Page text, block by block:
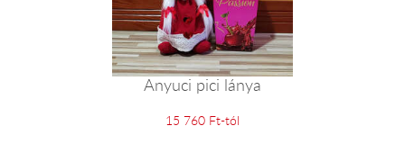
Anyuci pici lánya
15 760 Ft-tól